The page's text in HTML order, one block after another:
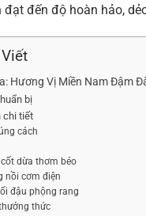
đến độ hoàn hảo,
Hương Vị Miền Nam Đậm
bị
chi tiết
cách
dừa thơm béo
nồi cơm điện
đậu phộng rang
thức